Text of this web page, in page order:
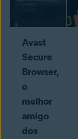
Avast
Secure
Browser,
o
melhor
amigo
dos